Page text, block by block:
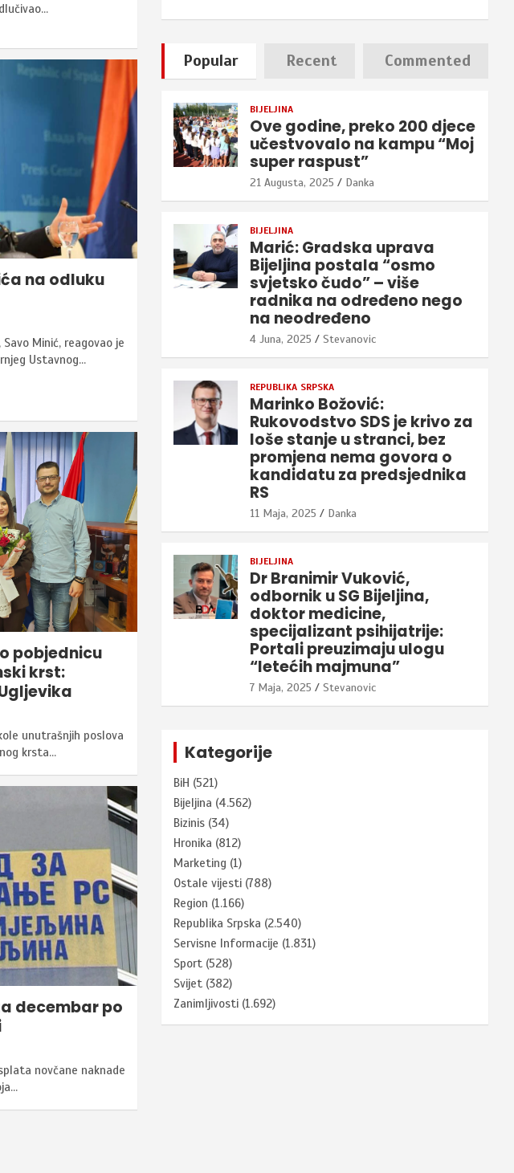
na odluku
Minić, reagovao je
Ustavnog…
pobjednicu
krst:
unutrašnjih poslova
krsta…
decembar po
novčane naknade
Popular Recent Commented
BIJELJINA
Ove godine, preko 200 djece
učestvovalo na kampu “Moj
super raspust”
21 Augusta, 2025 Danka
BIJELJINA
Marić: Gradska uprava
Bijeljina postala “osmo
svjetsko čudo” – više
radnika na određeno nego
na neodređeno
4 Juna, 2025 Stevanovic
REPUBLIKA SRPSKA
Marinko Božović:
Rukovodstvo SDS je krivo za
loše stanje u stranci, bez
promjena nema govora o
kandidatu za predsjednika
RS
11 Maja, 2025 Danka
BIJELJINA
Dr Branimir Vuković,
odbornik u SG Bijeljina,
doktor medicine,
specijalizant psihijatrije:
Portali preuzimaju ulogu
“letećih majmuna”
7 Maja, 2025 Stevanovic
Kategorije
BiH (521)
Bijeljina (4.562)
Bizinis (34)
Hronika (812)
Marketing (1)
Ostale vijesti (788)
Region (1.166)
Republika Srpska (2.540)
Servisne Informacije (1.831)
Sport (528)
Svijet (382)
Zanimljivosti (1.692)